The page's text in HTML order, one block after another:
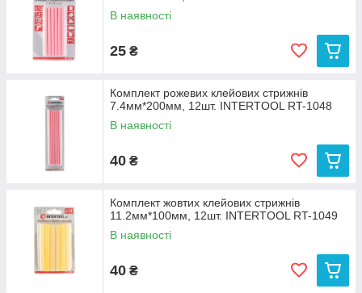
В наявності
25 ₴
Комплект рожевих клейових стрижнів
7.4мм*200мм, 12шт. INTERTOOL RT-1048
В наявності
40 ₴
Комплект жовтих клейових стрижнів
11.2мм*100мм, 12шт. INTERTOOL RT-1049
В наявності
40 ₴